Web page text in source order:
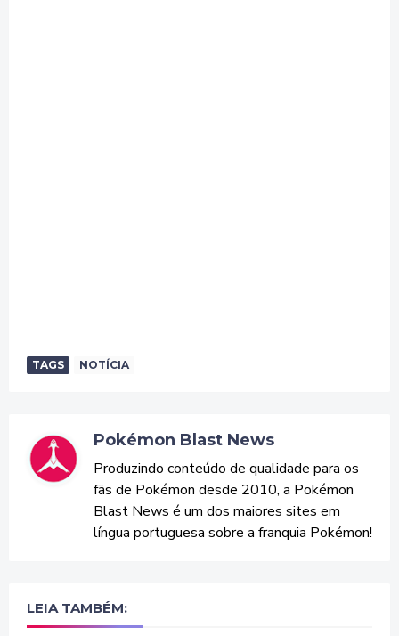
TAGS NOTÍCIA
Pokémon Blast News
Produzindo conteúdo de qualidade para os
fãs de Pokémon desde 2010, a Pokémon
Blast News é um dos maiores sites em
língua portuguesa sobre a franquia Pokémon!
LEIA TAMBÉM: